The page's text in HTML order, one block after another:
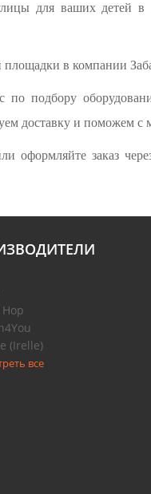
для ваших детей
площадки в компании
подбору
доставку и поможем
заказ
(Irelle)
все